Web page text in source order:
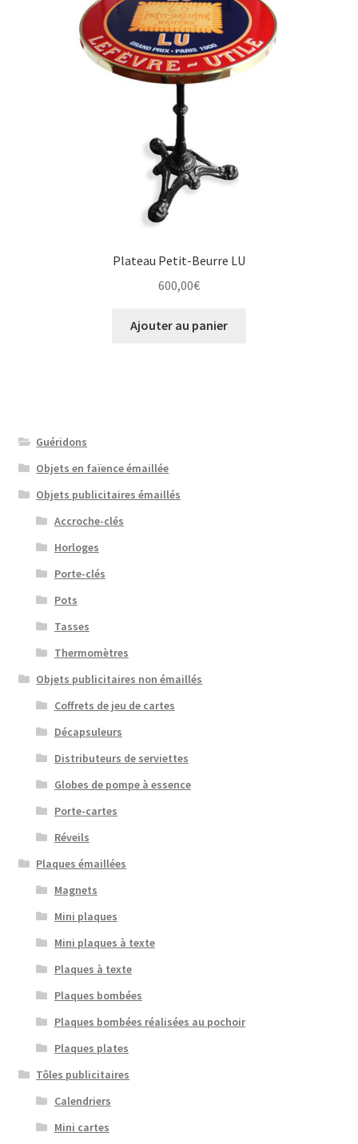
Plateau Petit-Beurre LU
600,00€
Ajouter au panier
Guéridons
Objets en faïence émaillée
Objets publicitaires émaillés
Accroche-clés
Horloges
Porte-clés
Pots
Tasses
Thermomètres
Objets publicitaires non émaillés
Coffrets de jeu de cartes
Décapsuleurs
Distributeurs de serviettes
Globes de pompe à essence
Porte-cartes
Réveils
Plaques émaillées
Magnets
Mini plaques
Mini plaques à texte
Plaques à texte
Plaques bombées
Plaques bombées réalisées au pochoir
Plaques plates
Tôles publicitaires
Calendriers
Mini cartes